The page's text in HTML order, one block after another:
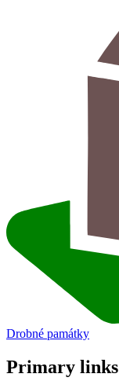
Drobné památky
Primary links